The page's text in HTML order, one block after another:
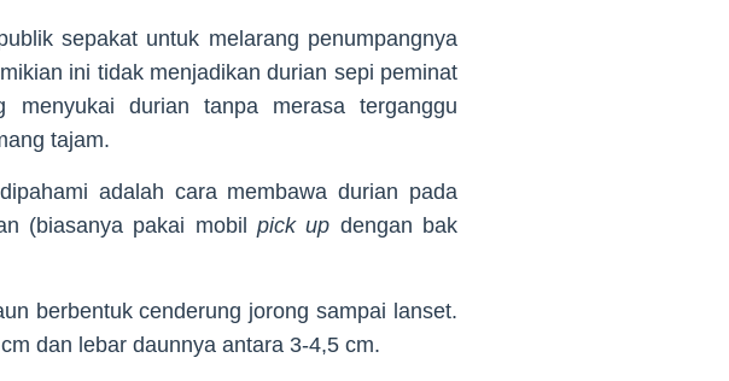
sepakat untuk melarang penumpangnya
ini tidak menjadikan durian sepi peminat
durian tanpa merasa terganggu
tajam.
adalah cara membawa durian pada
(biasanya pakai mobil pick up dengan bak
berbentuk cenderung jorong sampai lanset.
dan lebar daunnya antara 3-4,5 cm.